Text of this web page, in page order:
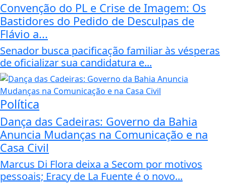
Convenção do PL e Crise de Imagem: Os
Bastidores do Pedido de Desculpas de
Flávio a...
Senador busca pacificação familiar às vésperas
de oficializar sua candidatura e...
Política
Dança das Cadeiras: Governo da Bahia
Anuncia Mudanças na Comunicação e na
Casa Civil
Marcus Di Flora deixa a Secom por motivos
pessoais; Eracy de La Fuente é o novo...